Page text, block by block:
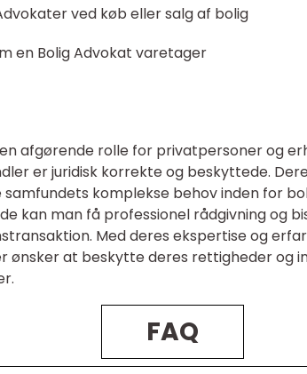
ved køb eller salg af bolig
en Bolig Advokat varetager
afgørende rolle for privatpersoner og
er juridisk korrekte og beskyttede.
komplekse behov inden for
kan man få professionel rådgivning og
Med deres ekspertise og
ønsker at beskytte deres rettigheder og
FAQ